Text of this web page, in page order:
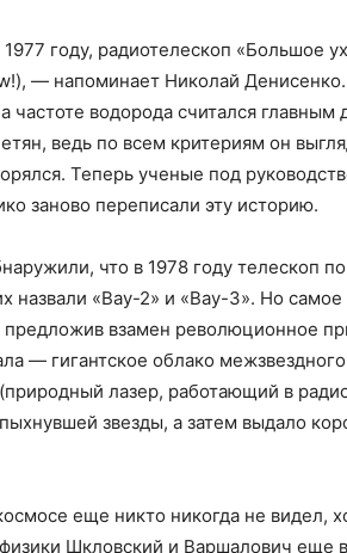
1977 году, радиотелескоп «Большое
— напоминает Николай
частоте водорода считался главным
ведь по всем критериям он
Теперь ученые под
заново переписали эту историю.
что в 1978 году телескоп
назвали «Вау-2» и «Вау-3». Но
взамен революционное
— гигантское облако
лазер, работающий в
звезды, а затем выдало
еще никто никогда не видел,
Шкловский и Варшалович еще